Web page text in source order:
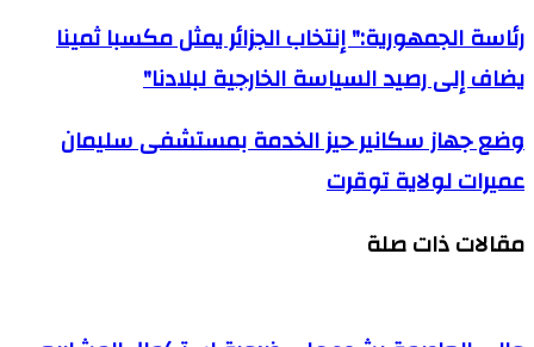
رئاسة
الجمهورية:"
إنتخاب
الجزائر
مكسبا
يضاف
رصيد
السياسة
رئاسة الجمهورية:" إنتخاب الجزائر يمثل مكسبا ثمينا
يضاف إلى رصيد السياسة الخارجية لبلادنا"
وضع
جهاز
سكانير
بمستشفى
وضع جهاز سكانير حيز الخدمة بمستشفى سليمان
عميرات لولاية توقرت
مقالات ذات صلة